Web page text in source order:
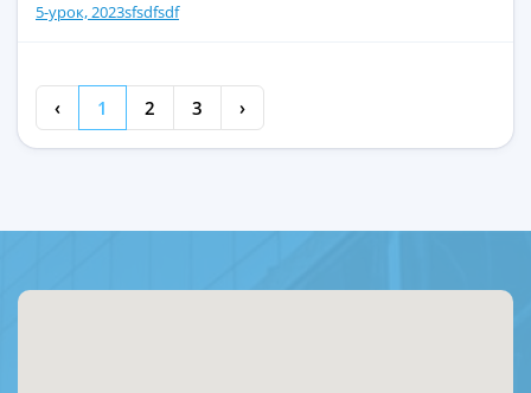
5-урок, 2023sfsdfsdf
‹ 1 2 3 ›